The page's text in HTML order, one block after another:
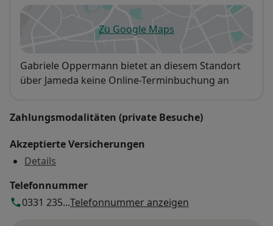
Zu Google Mapsöffnet in einer neuen
Verfügbarkeit
Gabriele Oppermann bietet an diesem Standort
über Jameda keine Online-Terminbuchung an
Zahlungsmodalitäten (private Besuche)
Akzeptierte Versicherungen
Details
Telefonnummer
0331 235...Telefonnummer anzeigen